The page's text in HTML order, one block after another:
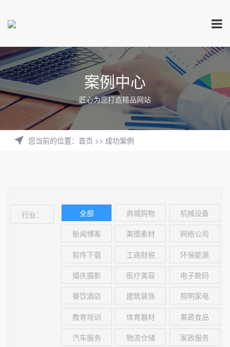
案例中心
匠心为您打造精品网站
您当前的位置： 首页 >> 成功案例
行业： 全部 商城购物 机械设备
新闻博客 美图素材 网络公司
软件下载 工商财税 环保能源
婚庆摄影 医疗美容 电子数码
餐饮酒店 建筑装饰 照明家电
教育培训 体育器材 果蔬食品
汽车服务 物流仓储 家政服务